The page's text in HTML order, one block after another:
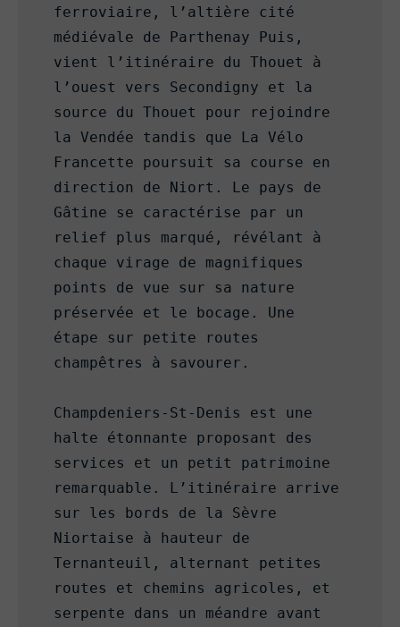
ferroviaire, l’altière cité
médiévale de Parthenay Puis,
vient l’itinéraire du Thouet à
l’ouest vers Secondigny et la
source du Thouet pour rejoindre
la Vendée tandis que La Vélo
Francette poursuit sa course en
direction de Niort. Le pays de
Gâtine se caractérise par un
relief plus marqué, révélant à
chaque virage de magnifiques
points de vue sur sa nature
préservée et le bocage. Une
étape sur petite routes
champêtres à savourer.
Champdeniers-St-Denis est une
halte étonnante proposant des
services et un petit patrimoine
remarquable. L’itinéraire arrive
sur les bords de la Sèvre
Niortaise à hauteur de
Ternanteuil, alternant petites
routes et chemins agricoles, et
serpente dans un méandre avant